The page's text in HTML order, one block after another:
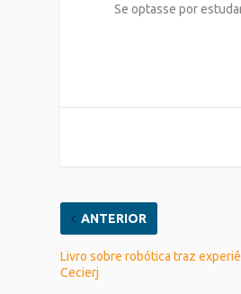
Se optasse por
ANTERIOR
Livro sobre robótica traz
Cecierj